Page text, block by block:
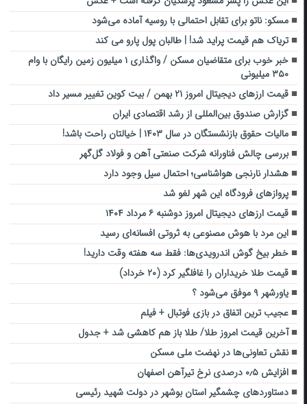
مسکو: ناتو برای تقابل احتمالی با روسیه آماده می‌شود
تریاک هم قیمت پراید شد! | طالبان پول پارو می کند
خبر خوب برای متقاضیان مسکن / واگذاری ۱ میلیون زمین رایگان با وام
۳۵۰ میلیونی
قیمت ارزهای دیجیتال امروز ۲۱ بهمن / بیت کوین تغییر مسیر داد
گزارش صندوق بین‌المللی از رشد اقتصادی ایران
مالیات حقوق بازنشستگان در سال ۱۴۰۳ | خیالتان راحت باشد!
بررسی چالش فناورانه شرکت صنعتی آهن و فولاد گل‌گهر
هشدار نارنجی هواشناسی؛ احتمال سیل وجود دارد
پروازهای فرودگاه این شهر لغو شد
قیمت ارز‌های دیجیتال امروز دوشنبه ۶ مرداد ۱۴۰۴
این مرد با هوش مصنوعی به ثروتی افسانه‌ای رسید
خطر بیخ گوش اندرویدی‌ها: فقط سه هفته وقت دارید!
قیمت طلا خریداران را غافلگیر کرد (۲۰ خرداد)
یاورشهر ۹ موفق می‌شود ؟
عجیب ترین اتفاق در بازی فوتبال + فیلم
آخرین قیمت امروز طلا/ طلا باز هم کاهشی شد + جدول
نقش تعاونی‌ها در نهضت ملی مسکن
افزایش ۰٫۵ درصدی نرخ تیرآهن اصفهان
دستاوردهای چشمگیر استان بوشهر در دولت شهید رئیسی